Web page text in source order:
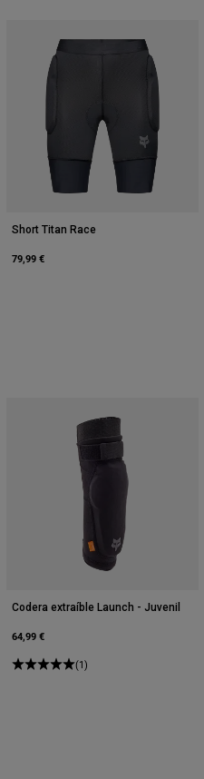
Short Titan Race
79,99 €
Codera extraíble Launch - Juvenil
64,99 €
(1)